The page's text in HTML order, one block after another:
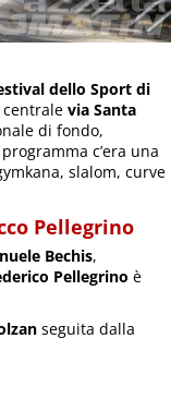
dello Sport di
centralevia Santa
di fondo,
c’era una
slalom, curve
Pellegrino
Bechis,
Pellegrino è
seguita dalla